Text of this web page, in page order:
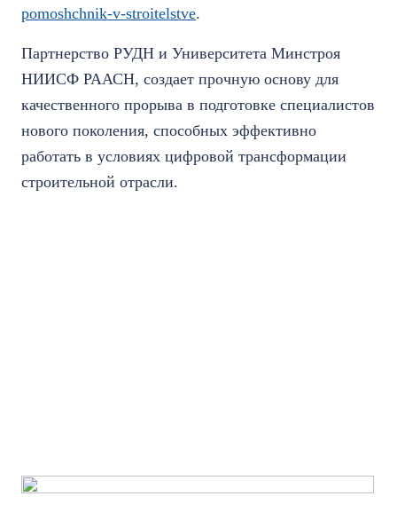
pomoshchnik-v-stroitelstve.
Партнерство РУДН и Университета Минстроя
НИИСФ РААСН, создает прочную основу для
качественного прорыва в подготовке специалистов
нового поколения, способных эффективно
работать в условиях цифровой трансформации
строительной отрасли.